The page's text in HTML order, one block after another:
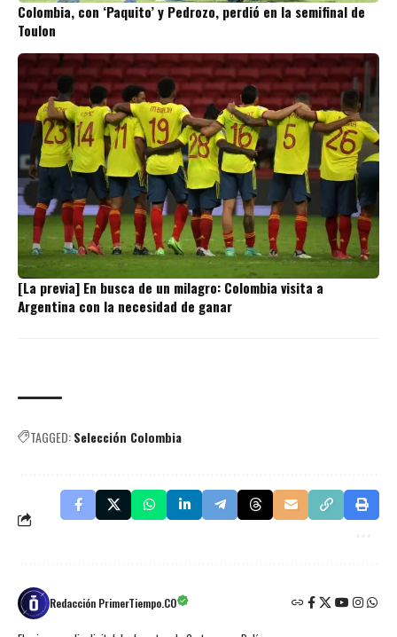
Colombia, con ‘Paquito’ y Pedrozo, perdió en la semifinal de
Toulon
[La previa] En busca de un milagro: Colombia visita a
Argentina con la necesidad de ganar
TAGGED:Selección Colombia
Redacción PrimerTiempo.CO